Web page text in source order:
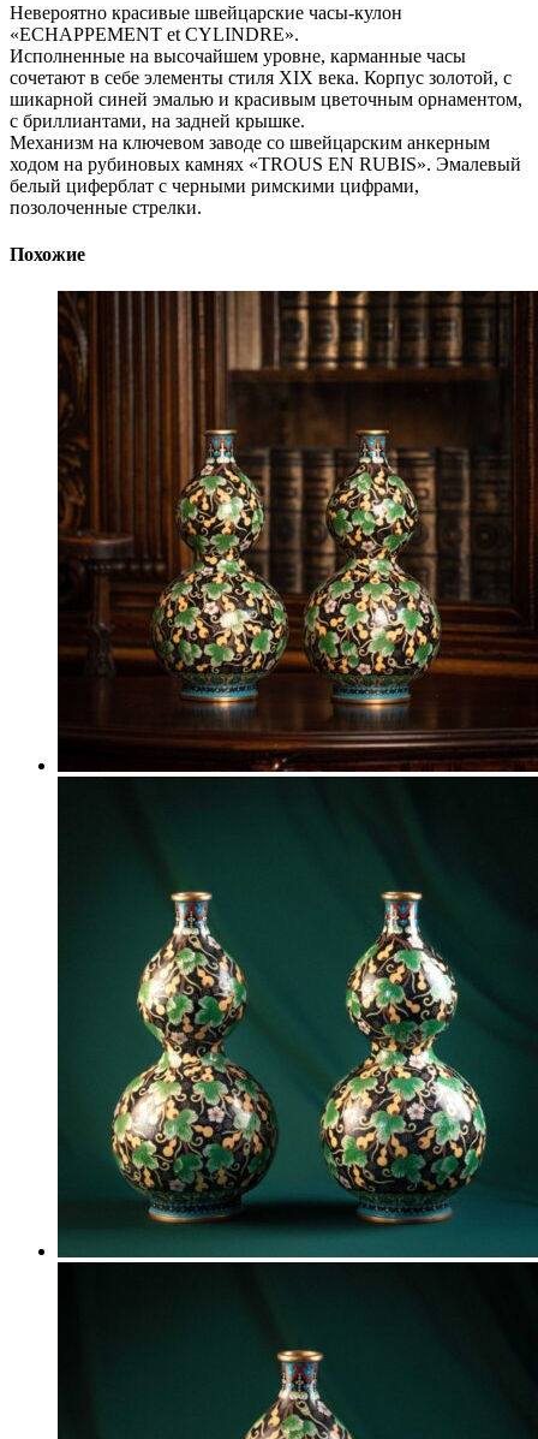
Невероятно красивые швейцарские часы-кулон
«ECHAPPEMENT et CYLINDRE».
Исполненные на высочайшем уровне, карманные часы
сочетают в себе элементы стиля XIX века. Корпус золотой, с
шикарной синей эмалью и красивым цветочным орнаментом,
с бриллиантами, на задней крышке.
Механизм на ключевом заводе со швейцарским анкерным
ходом на рубиновых камнях «TROUS EN RUBIS». Эмалевый
белый циферблат с черными римскими цифрами,
позолоченные стрелки.
Похожие